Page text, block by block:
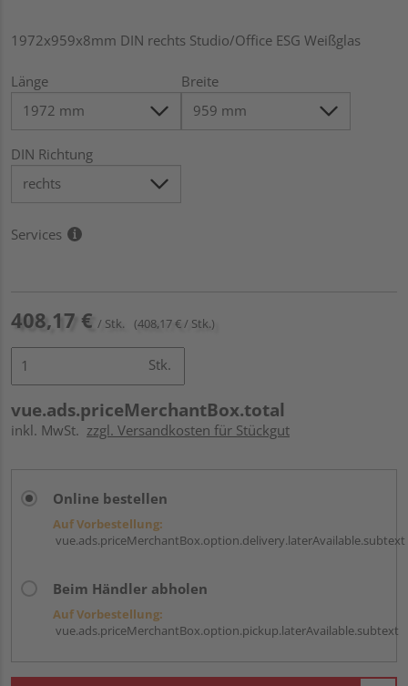
1972x959x8mm DIN rechts Studio/Office ESG Weißglas
Länge Breite
DIN Richtung
Services
408,17 € / Stk. (408,17 € / Stk.)
Stk.
vue.ads.priceMerchantBox.total
inkl. MwSt. zzgl. Versandkosten für Stückgut
Online bestellen
Auf Vorbestellung:
vue.ads.priceMerchantBox.option.delivery.laterAvailable.subtext
Beim Händler abholen
Auf Vorbestellung:
vue.ads.priceMerchantBox.option.pickup.laterAvailable.subtext